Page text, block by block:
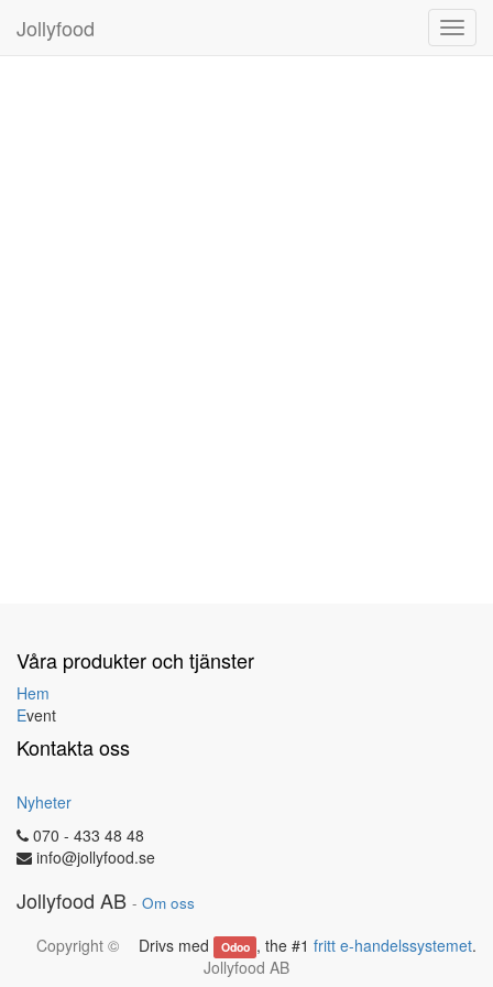
Jollyfood
Våra produkter och tjänster
Hem
Event
Kontakta oss
Nyheter
070 - 433 48 48
info@jollyfood.se
Jollyfood AB - Om oss
Drivs med Odoo , the #1 fritt e-handelssystemet.
Copyright ©
Jollyfood AB